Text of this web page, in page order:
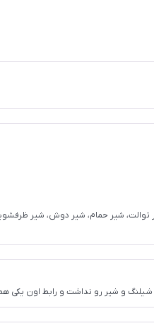
توالت، شیر حمام، شیر دوش، شیر
و شیر رو نداشت و رابط اون یکی هم